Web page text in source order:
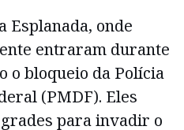
Esplanada, onde
entraram durante
o bloqueio da Polícia
(PMDF). Eles
para invadir o